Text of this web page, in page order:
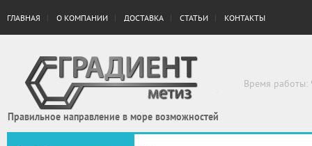
ГЛАВНАЯ О КОМПАНИИ ДОСТАВКА СТАТЬИ КОНТАКТЫ
Правильное направление в море возможностей
Время работы: